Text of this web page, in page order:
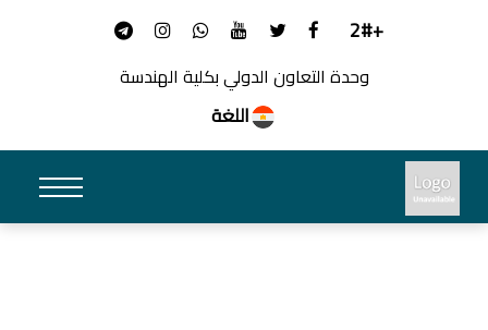
+2#
وحدة التعاون الدولي بكلية الهندسة
اللغة